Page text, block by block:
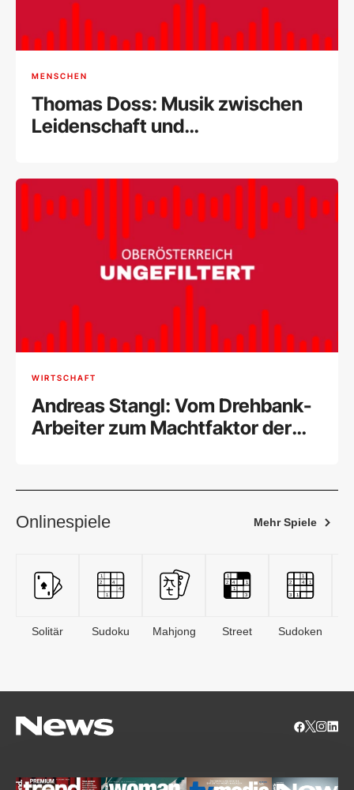
MENSCHEN
Thomas Doss: Musik zwischen
Leidenschaft und
WIRTSCHAFT
Andreas Stangl: Vom Drehbank-
Arbeiter zum Machtfaktor der
Onlinespiele Mehr Spiele
Solitär Sudoku Mahjong Street Sudoken